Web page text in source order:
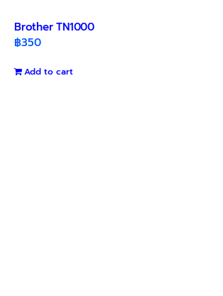
Brother TN1000
฿350
Add to cart